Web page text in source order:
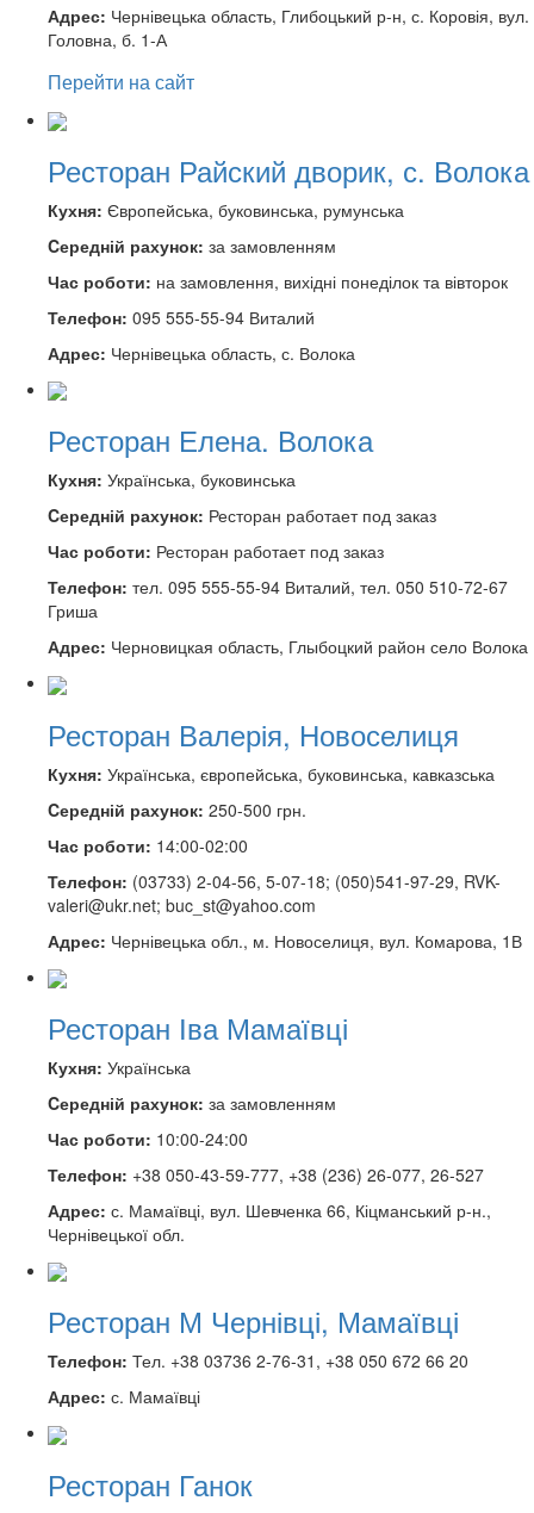
Адрес: Чернівецька область, Глибоцький р-н, с. Коровія, вул.
Головна, б. 1-А
Перейти на сайт
Ресторан Райский дворик, с. Волока
Кухня: Європейська, буковинська, румунська
Cередній рахунок: за замовленням
Час роботи: на замовлення, вихідні понеділок та вівторок
Телефон: 095 555-55-94 Виталий
Адрес: Чернівецька область, с. Волока
Ресторан Елена. Волока
Кухня: Українська, буковинська
Cередній рахунок: Ресторан работает под заказ
Час роботи: Ресторан работает под заказ
Телефон: тел. 095 555-55-94 Виталий, тел. 050 510-72-67
Гриша
Адрес: Черновицкая область, Глыбоцкий район село Волока
Ресторан Валерія, Новоселиця
Кухня: Українська, європейська, буковинська, кавказська
Cередній рахунок: 250-500 грн.
Час роботи: 14:00-02:00
Телефон: (03733) 2-04-56, 5-07-18; (050)541-97-29, RVK-
valeri@ukr.net; buc_st@yahoo.com
Адрес: Чернівецька обл., м. Новоселиця, вул. Комарова, 1В
Ресторан Іва Мамаївці
Кухня: Українська
Cередній рахунок: за замовленням
Час роботи: 10:00-24:00
Телефон: +38 050-43-59-777, +38 (236) 26-077, 26-527
Адрес: с. Мамаївці, вул. Шевченка 66, Кіцманський р-н.,
Чернівецької обл.
Ресторан М Чернівці, Мамаївці
Телефон: Тел. +38 03736 2-76-31, +38 050 672 66 20
Адрес: с. Мамаївці
Ресторан Ганок